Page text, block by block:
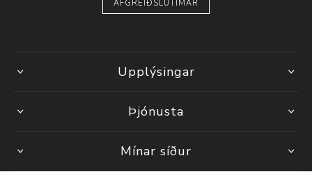
AFGREIÐSLUTÍMAR
Upplýsingar
Þjónusta
Mínar síður